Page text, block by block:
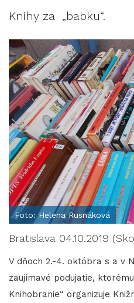
Knihy za „babku“.
Foto: Helena Rusnáková
Bratislava 04.10.2019
V dňoch 2.-4. októbra s a v
zaujímavé podujatie,
Knihobranie“ organizuje